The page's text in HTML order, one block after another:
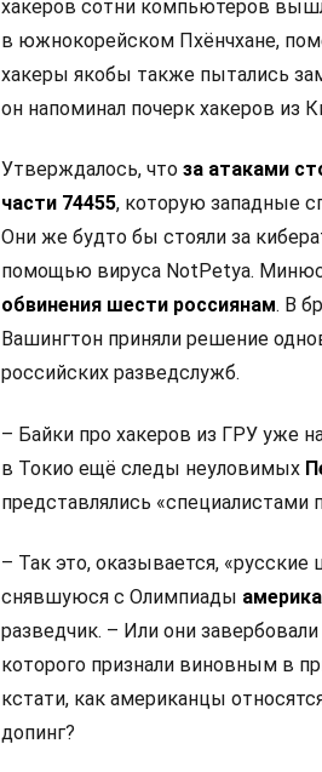
хакеров сотни компьютеров
в южнокорейском Пхёнчхане,
хакеры якобы также пытались
он напоминал почерк хакеров из
Утверждалось, что за атаками
части 74455, которую западные
Они же будто бы стояли за
помощью вируса NotPetya.
обвинения шести россиянам. В
Вашингтон приняли решение
российских разведслужб.
– Байки про хакеров из ГРУ уже
в Токио ещё следы неуловимых
представлялись
– Так это, оказывается,
снявшуюся с Олимпиады
разведчик. – Или они завербовали
которого признали виновным в
кстати, как американцы
допинг?